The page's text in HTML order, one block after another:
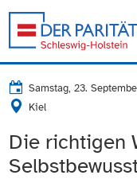
Samstag, 23.
Kiel
Die richtigen